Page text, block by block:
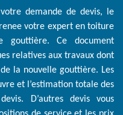
demande de devis, le
votre expert en toiture
gouttière. Ce document
relatives aux travaux dont
la nouvelle gouttière. Les
et l’estimation totale des
D’autres devis vous